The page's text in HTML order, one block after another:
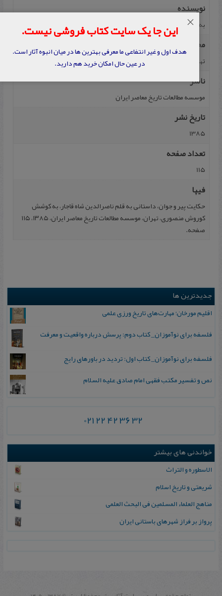
نویسنده
به ‌کوشش‌ کوروش‌ منصوری‌
محل نشر
تهران
ناشر
موسسه‌ مطالعات‌ تاریخ‌ معاصر ایران‌
تاریخ نشر
1385
تعداد صفحه
115
فیپا
حکایت‌ پیر و جوان‌، داستانی‌ به‌ قلم‌ ناصرالدین‌ شاه‌ قاجار، به ‌کوشش‌
کوروش‌ منصوری‌، تهران، موسسه‌ مطالعات‌ تاریخ‌ معاصر ایران‌، ۱۳۸۵، ۱۱۵
صفحه.
جدیدترین ها
اقلیم مورخان؛ مهارت‌های تاریخ ورزی علمی
فلسفه برای نوآموزان_ کتاب دوم: پرسش درباره واقعیت و معرفت
فلسفه برای نوآموزان_ کتاب اول: تردید در باورهای رایج
نص و تفسیر مکتب فقهی امام صادق علیه السلام
021 22 42 36 32
خواندنی های بیشتر
الاسطوره‌ و التراث
شریعتی‌ و تاریخ‌ اسلام‌
مناهج‌ العلماء المسلمین‌ فی‌ البحث‌ العلمی
پرواز بر فراز شهرهای باستانی ایران
این جا یک سایت کتاب فروشی نیست.
هدف اول و غیر انتفاعی ما معرفی بهترین ها در میان انبوه آثار است.
در عین حال امکان خرید هم دارید.
×